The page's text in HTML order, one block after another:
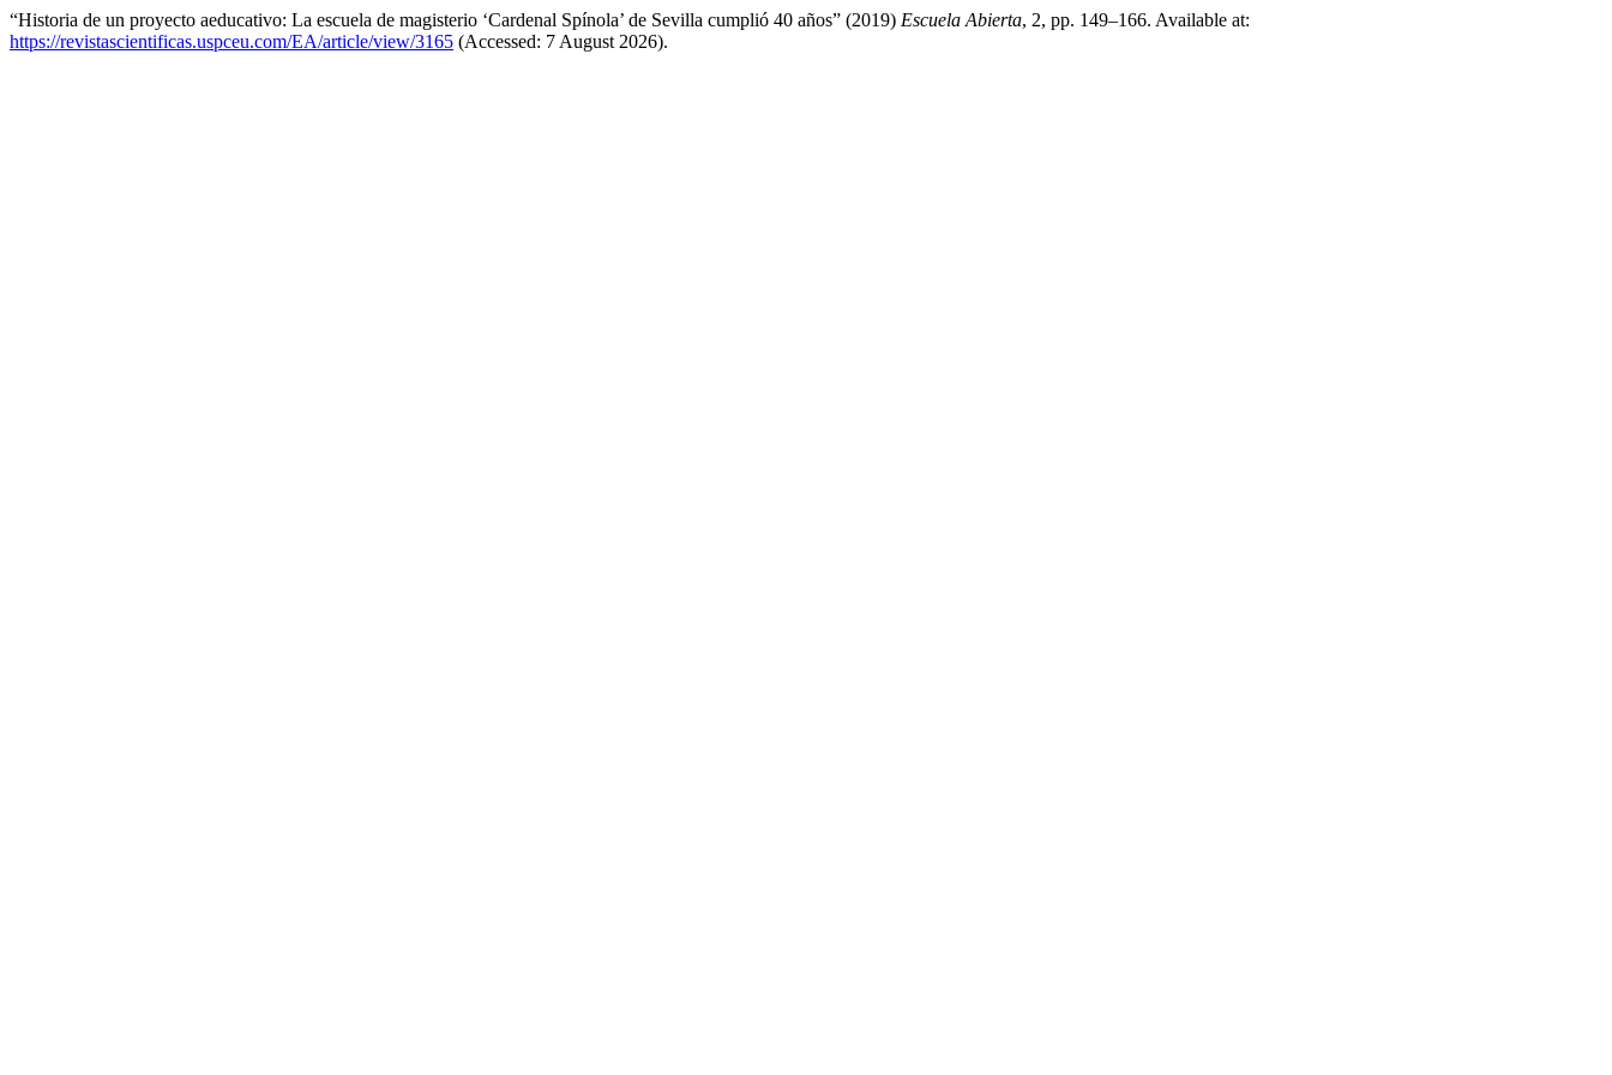
“Historia de un proyecto aeducativo: La escuela de magisterio ‘Cardenal Spínola’ de Sevilla cumplió 40 años” (2019) Escuela Abierta, 2, pp. 149–166. Available at:
https://revistascientificas.uspceu.com/EA/article/view/3165 (Accessed: 7 August 2026).